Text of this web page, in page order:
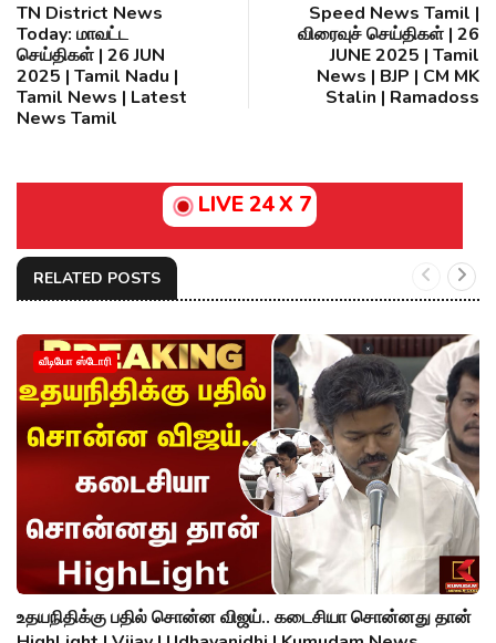
TN District News
Today: மாவட்ட
செய்திகள் | 26 JUN
2025 | Tamil Nadu |
Tamil News | Latest
News Tamil
Speed News Tamil |
விரைவுச் செய்திகள் | 26
JUNE 2025 | Tamil
News | BJP | CM MK
Stalin | Ramadoss
LIVE 24 X 7
RELATED POSTS
வீடியோ ஸ்டோரி
உதயநிதிக்கு பதில் சொன்ன விஜய்.. கடைசியா சொன்னது தான்